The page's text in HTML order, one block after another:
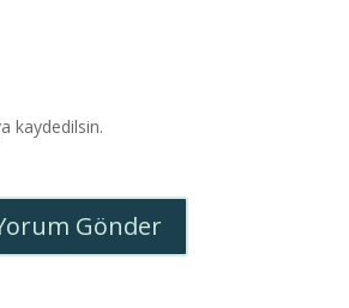
kaydedilsin.